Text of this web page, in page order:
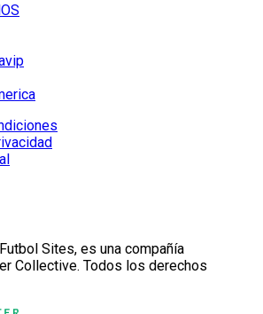
Sites, es una compañía
Collective. Todos los derechos